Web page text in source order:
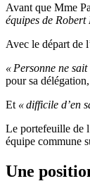
Avant que Mme
équipes de Robert
Avec le départ de
« Personne ne
pour sa
Et « difficile d’en
Le portefeuille de
équipe commune
Une